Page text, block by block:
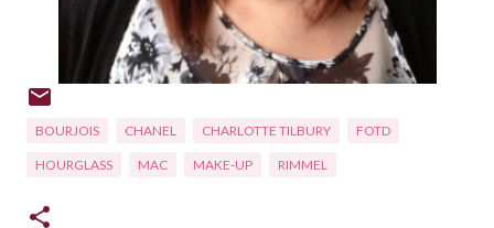
BOURJOIS CHANEL CHARLOTTE TILBURY FOTD
HOURGLASS MAC MAKE-UP RIMMEL